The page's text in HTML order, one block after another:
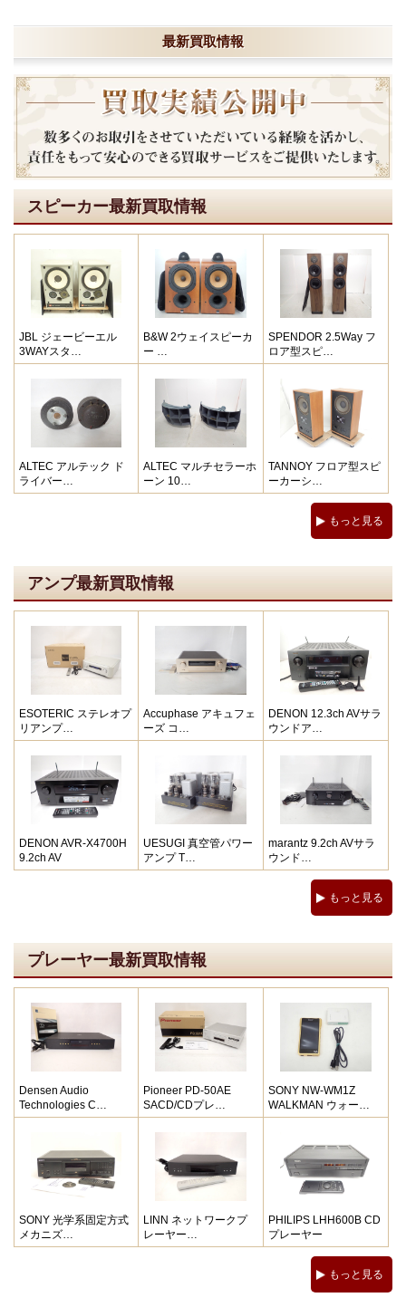
最新買取情報
スピーカー最新買取情報
JBL ジェービーエル
3WAYスタ…
B&W 2ウェイスピーカ
ー …
SPENDOR 2.5Way フ
ロア型スピ…
ALTEC アルテック ド
ライバー…
ALTEC マルチセラーホ
ーン 10…
TANNOY フロア型スピ
ーカーシ…
もっと見る
アンプ最新買取情報
ESOTERIC ステレオプ
リアンプ…
Accuphase アキュフェ
ーズ コ…
DENON 12.3ch AVサラ
ウンドア…
DENON AVR-X4700H
9.2ch AV
UESUGI 真空管パワー
アンプ T…
marantz 9.2ch AVサラ
ウンド…
もっと見る
プレーヤー最新買取情報
Densen Audio
Technologies C…
Pioneer PD-50AE
SACD/CDプレ…
SONY NW-WM1Z
WALKMAN ウォー…
SONY 光学系固定方式
メカニズ…
LINN ネットワークプ
レーヤー…
PHILIPS LHH600B CD
プレーヤー
もっと見る